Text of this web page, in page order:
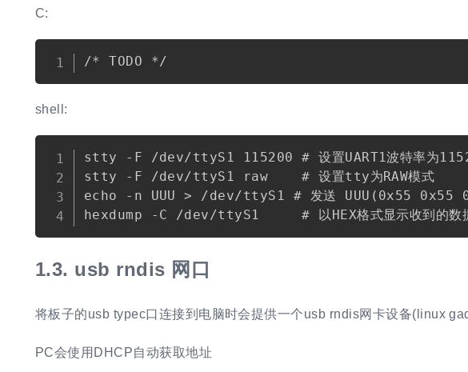
C:
shell:
stty -F /dev/ttyS1 115200 # 设置UART1波特率为
stty -F /dev/ttyS1 raw    # 设置tty为RAW模式
echo -n UUU > /dev/ttyS1 # 发送 UUU(0x55 0x55
1.3. usb rndis 网口
将板子的usb typec口连接到电脑时会提供一个usb rndis网卡设备(linux
PC会使用DHCP自动获取地址